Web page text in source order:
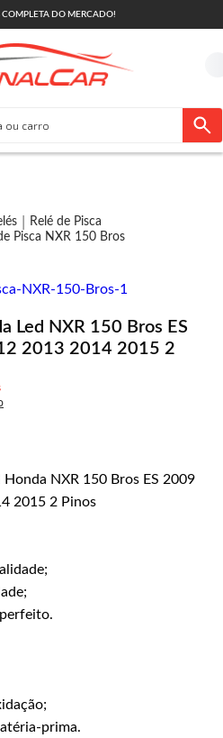
DO MERCADO!
Relé de Pisca
Pisca NXR 150 Bros
Led NXR 150 Bros ES
2013 2014 2015 2
Honda NXR 150 Bros ES 2009
2015 2 Pinos
prima.